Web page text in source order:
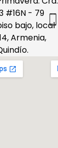
#16N - 79
bajo, local
Armenia,